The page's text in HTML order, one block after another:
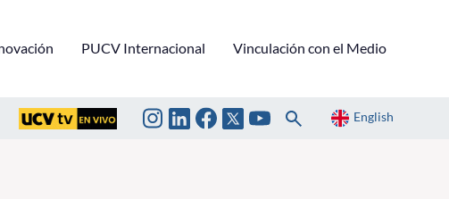
PUCV Internacional Vinculación con el Medio
English